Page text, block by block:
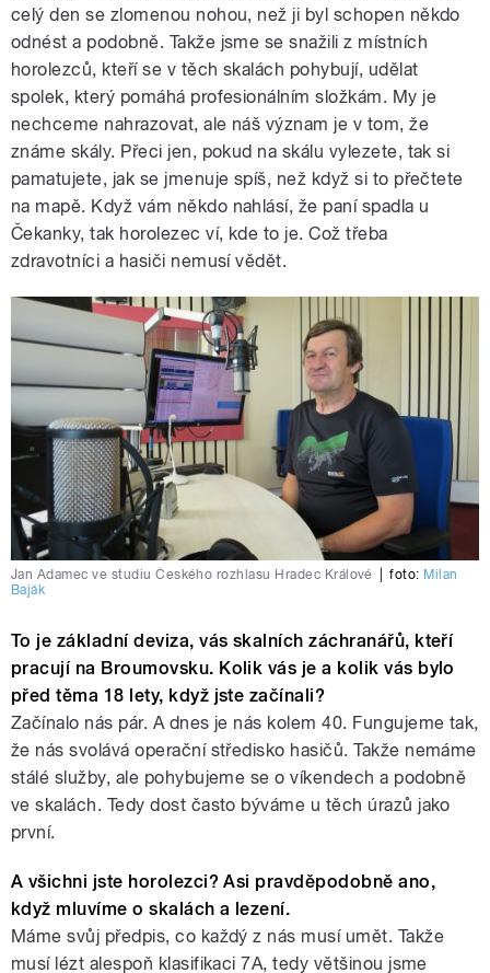
celý den se zlomenou nohou, než ji byl schopen někdo
odnést a podobně. Takže jsme se snažili z místních
horolezců, kteří se v těch skalách pohybují, udělat
spolek, který pomáhá profesionálním složkám. My je
nechceme nahrazovat, ale náš význam je v tom, že
známe skály. Přeci jen, pokud na skálu vylezete, tak si
pamatujete, jak se jmenuje spíš, než když si to přečtete
na mapě. Když vám někdo nahlásí, že paní spadla u
Čekanky, tak horolezec ví, kde to je. Což třeba
zdravotníci a hasiči nemusí vědět.
Jan Adamec ve studiu Českého rozhlasu Hradec Králové foto: Milan
Baják
To je základní deviza, vás skalních záchranářů, kteří
pracují na Broumovsku. Kolik vás je a kolik vás bylo
před těma 18 lety, když jste začínali?
Začínalo nás pár. A dnes je nás kolem 40. Fungujeme tak,
že nás svolává operační středisko hasičů. Takže nemáme
stálé služby, ale pohybujeme se o víkendech a podobně
ve skalách. Tedy dost často býváme u těch úrazů jako
první.
A všichni jste horolezci? Asi pravděpodobně ano,
když mluvíme o skalách a lezení.
Máme svůj předpis, co každý z nás musí umět. Takže
musí lézt alespoň klasifikaci 7A, tedy většinou jsme